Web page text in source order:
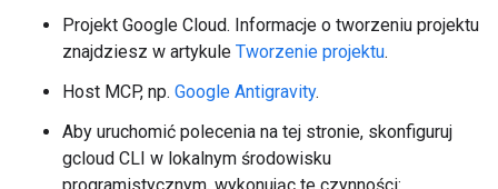
Projekt Google Cloud. Informacje o tworzeniu projektu
znajdziesz w artykule Tworzenie projektu.
Host MCP, np. Google Antigravity.
Aby uruchomić polecenia na tej stronie, skonfiguruj
gcloud CLI w lokalnym środowisku